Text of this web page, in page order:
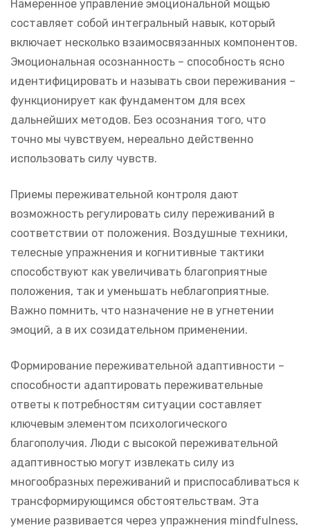
Намеренное управление эмоциональной мощью
составляет собой интегральный навык, который
включает несколько взаимосвязанных компонентов.
Эмоциональная осознанность – способность ясно
идентифицировать и называть свои переживания –
функционирует как фундаментом для всех
дальнейших методов. Без осознания того, что
точно мы чувствуем, нереально действенно
использовать силу чувств.
Приемы переживательной контроля дают
возможность регулировать силу переживаний в
соответствии от положения. Воздушные техники,
телесные упражнения и когнитивные тактики
способствуют как увеличивать благоприятные
положения, так и уменьшать неблагоприятные.
Важно помнить, что назначение не в угнетении
эмоций, а в их созидательном применении.
Формирование переживательной адаптивности –
способности адаптировать переживательные
ответы к потребностям ситуации составляет
ключевым элементом психологического
благополучия. Люди с высокой переживательной
адаптивностью могут извлекать силу из
многообразных переживаний и приспосабливаться к
трансформирующимся обстоятельствам. Эта
умение развивается через упражнения mindfulness,